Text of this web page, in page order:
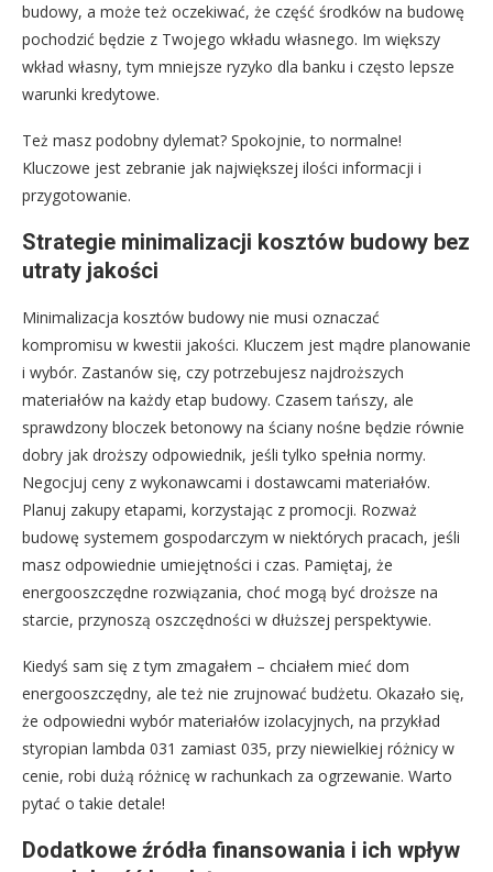
budowy, a może też oczekiwać, że część środków na budowę
pochodzić będzie z Twojego wkładu własnego. Im większy
wkład własny, tym mniejsze ryzyko dla banku i często lepsze
warunki kredytowe.
Też masz podobny dylemat? Spokojnie, to normalne!
Kluczowe jest zebranie jak największej ilości informacji i
przygotowanie.
Strategie minimalizacji kosztów budowy bez
utraty jakości
Minimalizacja kosztów budowy nie musi oznaczać
kompromisu w kwestii jakości. Kluczem jest mądre planowanie
i wybór. Zastanów się, czy potrzebujesz najdroższych
materiałów na każdy etap budowy. Czasem tańszy, ale
sprawdzony bloczek betonowy na ściany nośne będzie równie
dobry jak droższy odpowiednik, jeśli tylko spełnia normy.
Negocjuj ceny z wykonawcami i dostawcami materiałów.
Planuj zakupy etapami, korzystając z promocji. Rozważ
budowę systemem gospodarczym w niektórych pracach, jeśli
masz odpowiednie umiejętności i czas. Pamiętaj, że
energooszczędne rozwiązania, choć mogą być droższe na
starcie, przynoszą oszczędności w dłuższej perspektywie.
Kiedyś sam się z tym zmagałem – chciałem mieć dom
energooszczędny, ale też nie zrujnować budżetu. Okazało się,
że odpowiedni wybór materiałów izolacyjnych, na przykład
styropian lambda 031 zamiast 035, przy niewielkiej różnicy w
cenie, robi dużą różnicę w rachunkach za ogrzewanie. Warto
pytać o takie detale!
Dodatkowe źródła finansowania i ich wpływ